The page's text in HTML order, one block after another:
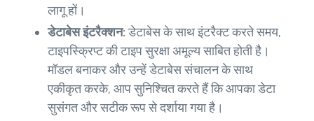
लागू हों।
डेटाबेस इंटरैक्शन:डेटाबेस के साथ इंटरैक्ट करते समय,
टाइपस्क्रिप्ट की टाइप सुरक्षा अमूल्य साबित होती है।
मॉडल बनाकर और उन्हें डेटाबेस संचालन के साथ
एकीकृत करके, आप सुनिश्चित करते हैं कि आपका डेटा
सुसंगत और सटीक रूप से दर्शाया गया है।